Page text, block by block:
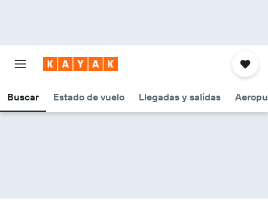
Buscar Estado de vuelo Llegadas y salidas